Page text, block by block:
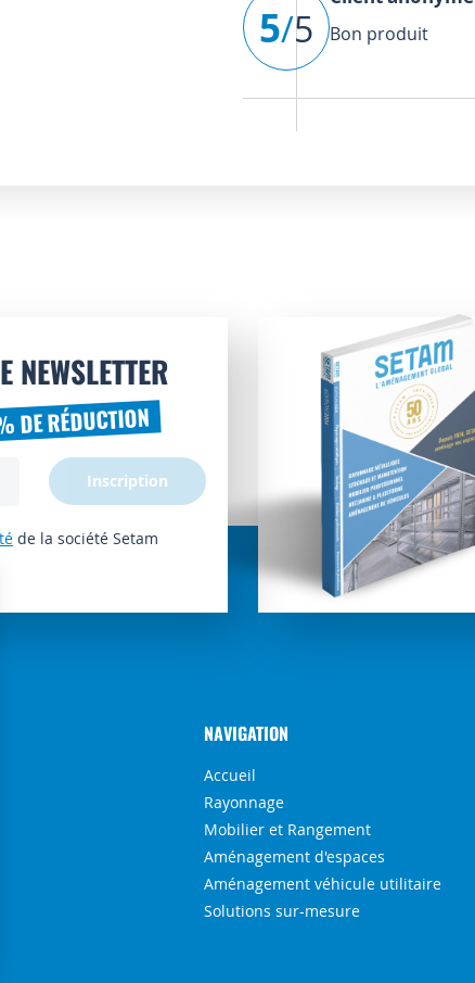
5/5 Bon produit
NEWSLETTER
DE RÉDUCTION
de la société Setam
Inscription
NAVIGATION
Accueil
Rayonnage
Mobilier et Rangement
Aménagement d'espaces
Aménagement véhicule utilitaire
Solutions sur-mesure